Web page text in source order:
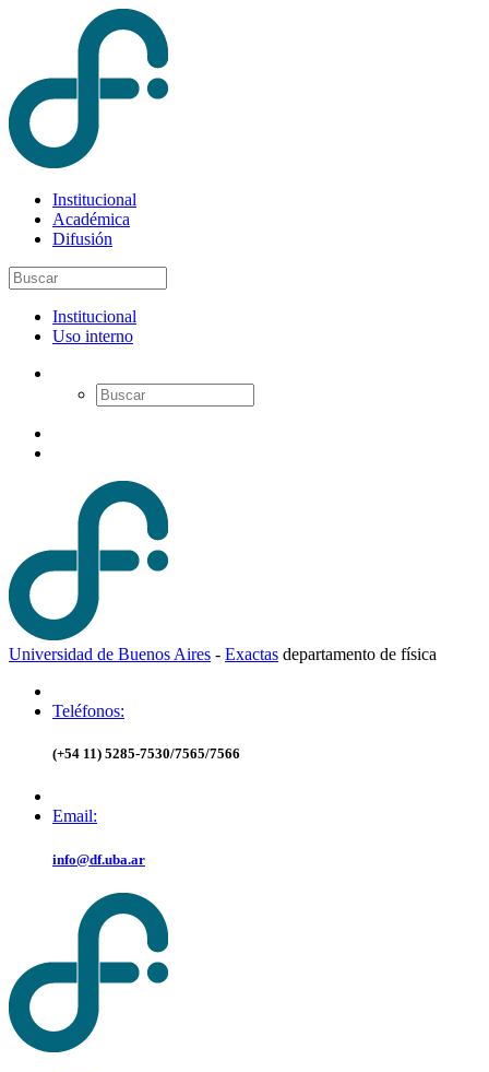
Institucional
Académica
Difusión
Institucional
Uso interno
Universidad de Buenos Aires - Exactas departamento de física
Teléfonos:
(+54 11) 5285-7530/7565/7566
Email:
info@df.uba.ar